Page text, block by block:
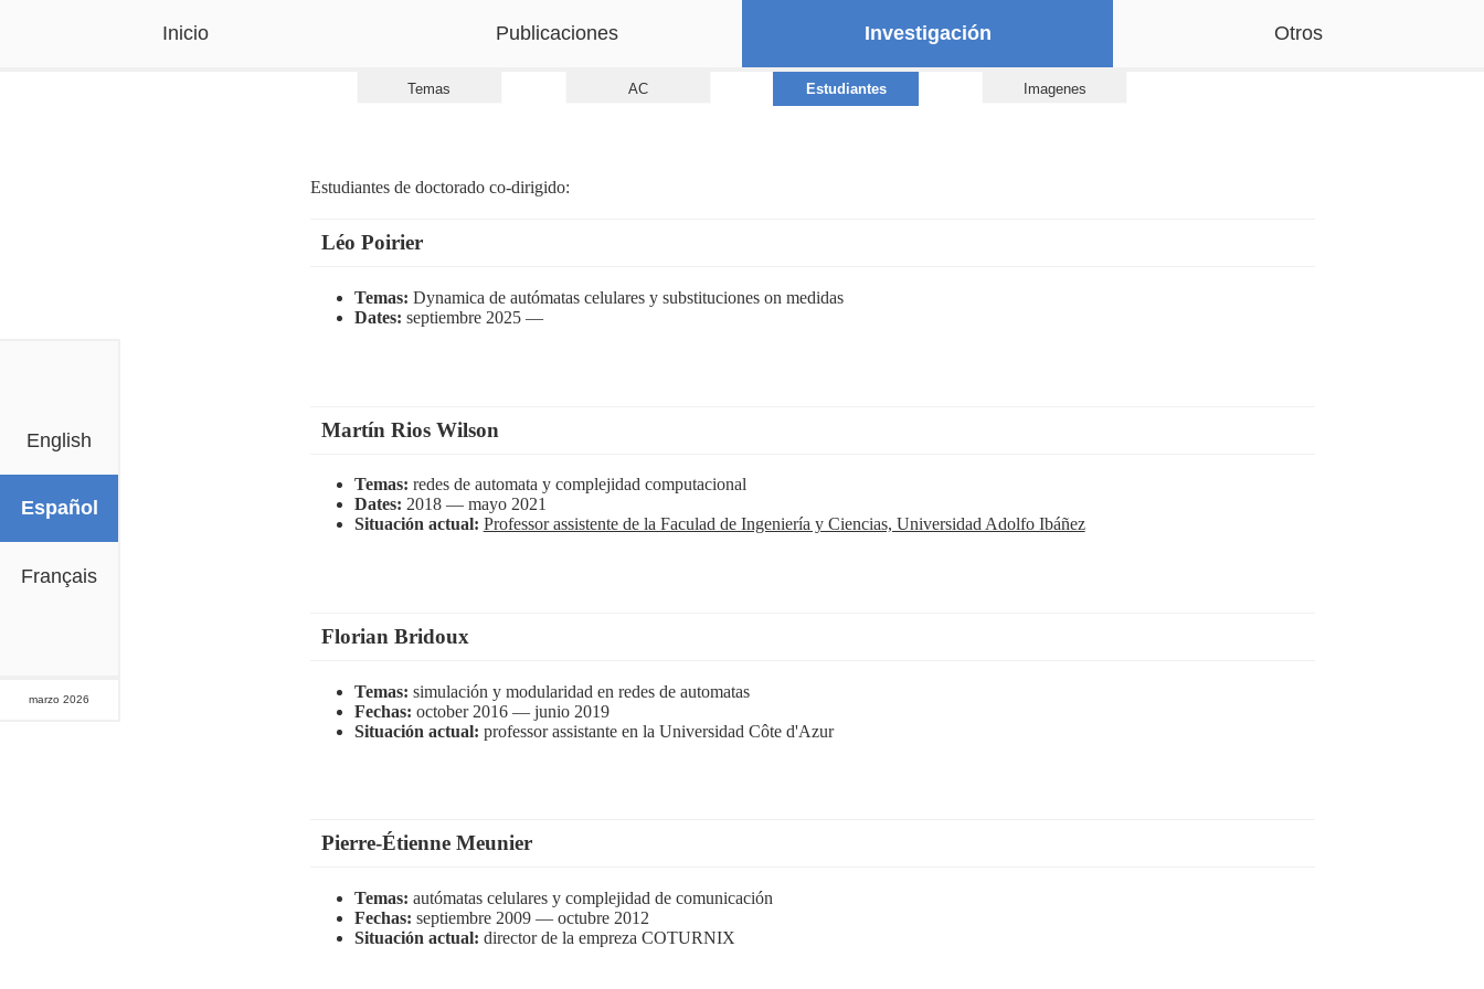
Estudiantes de doctorado co-dirigido:
Léo Poirier
Temas: Dynamica de autómatas celulares y substituciones on medidas
Dates: septiembre 2025 —
Martín Rios Wilson
Temas: redes de automata y complejidad computacional
Dates: 2018 — mayo 2021
Situación actual: Professor assistente de la Faculad de Ingeniería y Ciencias, Universidad Adolfo Ibáñez
Florian Bridoux
Temas: simulación y modularidad en redes de automatas
Fechas: october 2016 — junio 2019
Situación actual: professor assistante en la Universidad Côte d'Azur
Pierre-Étienne Meunier
Temas: autómatas celulares y complejidad de comunicación
Fechas: septiembre 2009 — octubre 2012
Situación actual: director de la empreza COTURNIX
Temas AC Estudiantes Imagenes
Français
English
Español
Inicio Publicaciones Investigación Otros
marzo 2026